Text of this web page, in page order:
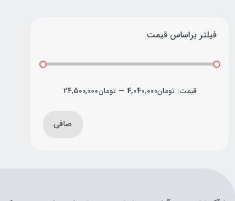
فیلتر براساس قیمت
صافی
قيمت: تومان4,040,000 — تومان24,500,000